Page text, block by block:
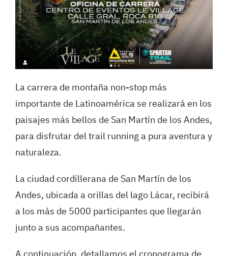
La carrera de montaña non-stop más
importante de Latinoamérica se realizará en los
paisajes más bellos de San Martín de los Andes,
para disfrutar del trail running a pura aventura y
naturaleza.
La ciudad cordillerana de San Martín de los
Andes, ubicada a orillas del lago Lácar, recibirá
a los más de 5000 participantes que llegarán
junto a sus acompañantes.
A continuación, detallamos el cronograma de